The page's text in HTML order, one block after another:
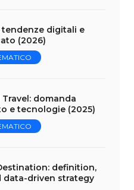
tendenze digitali e
(2026)
domanda
e tecnologie (2025)
definition,
data-driven strategy